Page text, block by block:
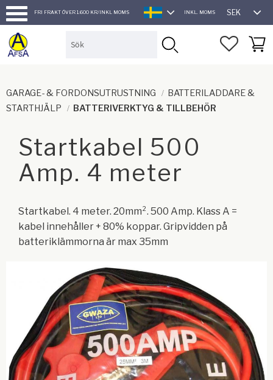
Meny
FRI FRAKT ÖVER 1.600 KR/INKL MOMS
SVENSKA
INKL. MOMS SEK
GARAGE- & FORDONSUTRUSTNING
BATTERILADDARE &
STARTHJÄLP
BATTERIVERKTYG & TILLBEHÖR
Startkabel 500
Amp. 4 meter
Startkabel. 4 meter. 20mm². 500 Amp. Klass A =
kabel innehåller + 80% koppar. Gripvidden på
batteriklämmorna är max 35mm